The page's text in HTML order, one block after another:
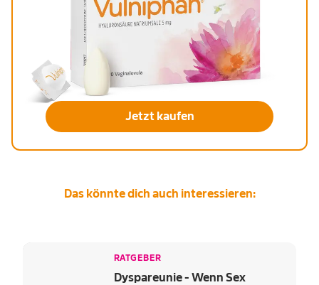
Jetzt kaufen
Das könnte dich auch interessieren:
RATGEBER
Dyspareunie - Wenn Sex